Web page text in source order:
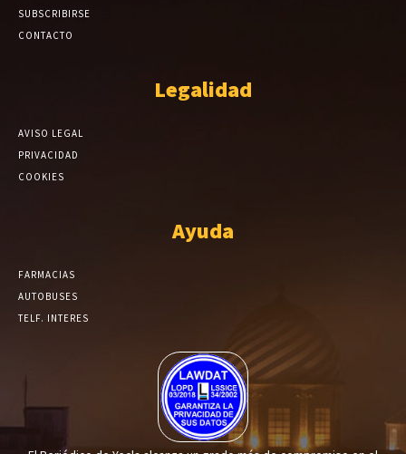
SUBSCRIBIRSE
CONTACTO
Legalidad
AVISO LEGAL
PRIVACIDAD
COOKIES
Ayuda
FARMACIAS
AUTOBUSES
TELF. INTERES